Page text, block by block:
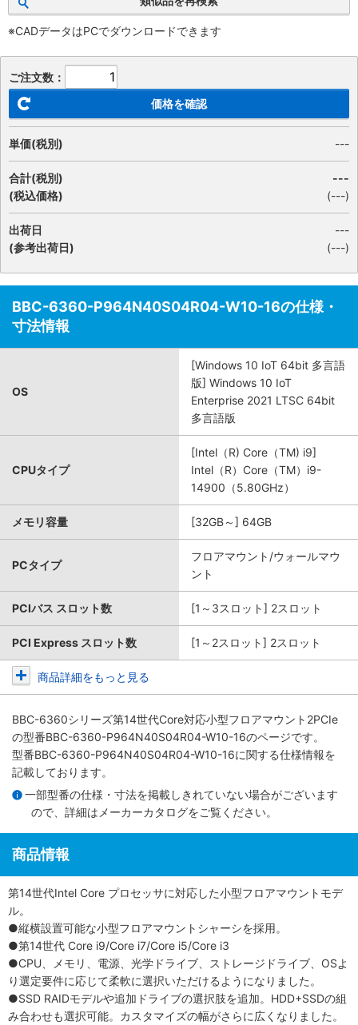
※CADデータはPCでダウンロードできます
ご注文数：
価格を確認
単価(税別) ---
合計(税別)
(税込価格)
---
(---)
出荷日
(参考出荷日)
---
(---)
BBC-6360-P964N40S04R04-W10-16の仕様・
寸法情報
OS
[Windows 10 IoT 64bit 多言語
版] Windows 10 IoT
Enterprise 2021 LTSC 64bit
多言語版
CPUタイプ
[Intel（R) Core（TM) i9]
Intel（R）Core（TM）i9-
14900（5.80GHz）
メモリ容量 [32GB～] 64GB
PCタイプ
フロアマウント/ウォールマウ
ント
PCIバス スロット数 [1～3スロット] 2スロット
PCI Express スロット数 [1～2スロット] 2スロット
商品詳細をもっと見る
BBC-6360シリーズ第14世代Core対応小型フロアマウント2PCIe
の型番BBC-6360-P964N40S04R04-W10-16のページです。
型番BBC-6360-P964N40S04R04-W10-16に関する仕様情報を
記載しております。
一部型番の仕様・寸法を掲載しきれていない場合がございます
ので、詳細は メーカーカタログをご覧ください。
商品情報
第14世代Intel Core プロセッサに対応した小型フロアマウントモデ
ル。
●縦横設置可能な小型フロアマウントシャーシを採用。
●第14世代 Core i9/Core i7/Core i5/Core i3
●CPU、メモリ、電源、光学ドライブ、ストレージドライブ、OSよ
り選定要件に応じて柔軟に選択いただけるようになりました。
●SSD RAIDモデルや追加ドライブの選択肢を追加。HDD+SSDの組
み合わせも選択可能。カスタマイズの幅がさらに広くなりました。